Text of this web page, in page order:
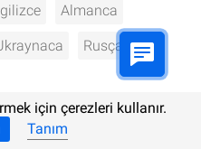
Almanca
Rusça
için çerezleri kullanır.
Tanım